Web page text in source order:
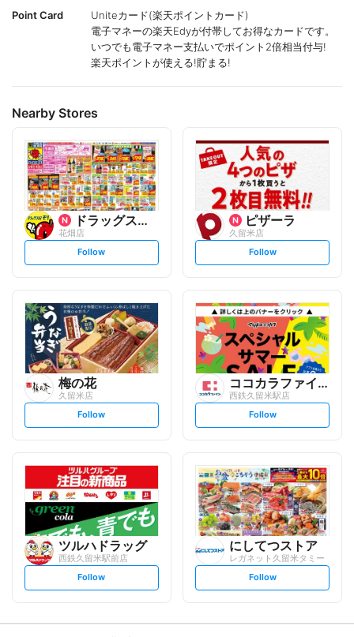
Point Card
Uniteカード(楽天ポイントカード)
電子マネーの楽天Edyが付帯してお得なカードです。
いつでも電子マネー支払いでポイント2倍相当付与!
楽天ポイントが使える!貯まる!
Nearby Stores
ドラッグストアモリ
花畑店
s
t
l
o
w
Follow
ピザーラ
久留米店
s
t
l
o
w
Follow
梅の花
久留米店
s
t
l
o
w
Follow
ココカラファイン
西鉄久留米駅店
s
t
l
o
w
Follow
ツルハドラッグ
西鉄久留米駅前店
s
t
Follow
にしてつストア
レガネット久留米タミー
s
t
Follow